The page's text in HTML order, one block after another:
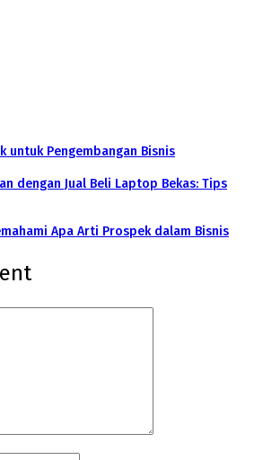
untuk Pengembangan Bisnis
dengan Jual Beli Laptop Bekas: Tips
Apa Arti Prospek dalam Bisnis